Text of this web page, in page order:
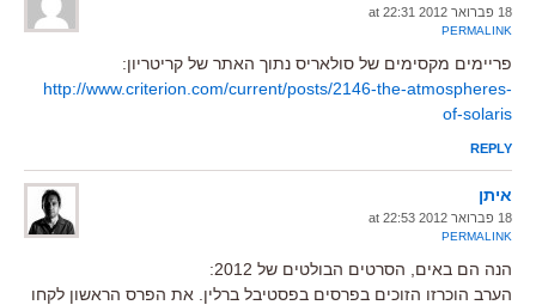
18 פברואר 2012 at 22:31
PERMALINK
פריימים מקסימים של סולאריס נתוך האתר של קריטריון:
http://www.criterion.com/current/posts/2146-the-atmospheres-
of-solaris
REPLY
איתן
18 פברואר 2012 at 22:53
PERMALINK
הנה הם באים, הסרטים הבולטים של 2012:
הערב הוכרזו הזוכים בפרסים בפסטיבל ברלין. את הפרס הראשון לקחו